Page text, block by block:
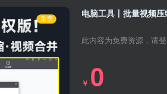
电脑工具丨批量视频
此内容为免费资源，请
￥ 0